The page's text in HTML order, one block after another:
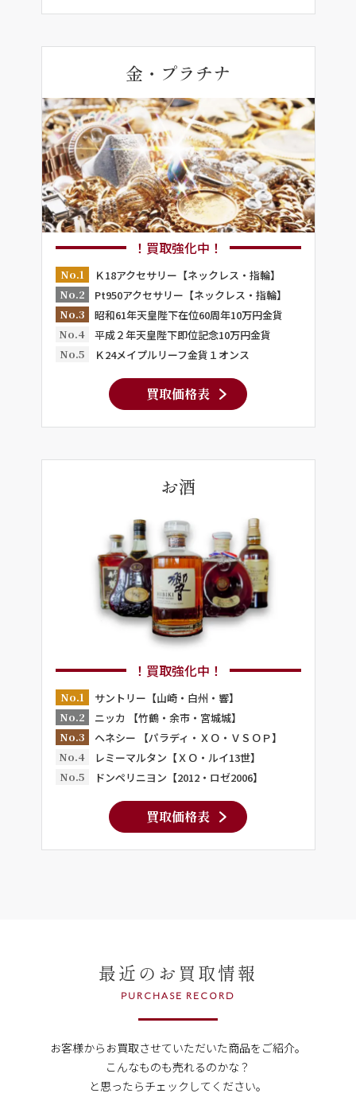
金・プラチナ
！買取強化中！
No.1
Ｋ18アクセサリー【ネックレス・指輪】
No.2
Pt950アクセサリー【ネックレス・指輪】
No.3
昭和61年天皇陛下在位60周年10万円金貨
No.4
平成２年天皇陛下即位記念10万円金貨
No.5
Ｋ24メイプルリーフ金貨１オンス
買取価格表
お酒
！買取強化中！
No.1
サントリー【山崎・白州・響】
No.2
ニッカ 【竹鶴・余市・宮城城】
No.3
ヘネシー 【パラディ・ＸＯ・ＶＳＯＰ】
No.4
レミーマルタン【ＸＯ・ルイ13世】
No.5
ドンペリニヨン【2012・ロゼ2006】
買取価格表
最近のお買取情報
PURCHASE RECORD
お客様からお買取させていただいた商品をご紹介。
こんなものも売れるのかな？
と思ったらチェックしてください。